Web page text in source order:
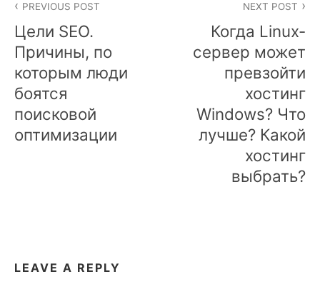
navigation
PREVIOUS POST
Цели SEO.
Причины, по
которым люди
боятся
поисковой
оптимизации
NEXT POST
Когда Linux-
сервер может
превзойти
хостинг
Windows? Что
лучше? Какой
хостинг
выбрать?
LEAVE A REPLY